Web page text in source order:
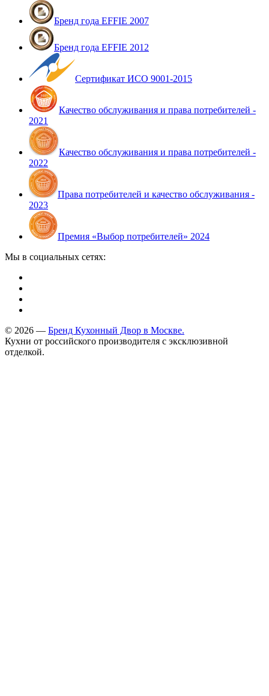
Бренд года EFFIE 2007
Бренд года EFFIE 2012
Сертификат ИСО 9001-2015
Качество обслуживания и права потребителей -
2021
Качество обслуживания и права потребителей -
2022
Права потребителей и качество обслуживания -
2023
Премия «Выбор потребителей» 2024
Мы в социальных сетях:
© 2026 — Бренд Кухонный Двор в Москве.
Кухни от российского производителя с эксклюзивной
отделкой.